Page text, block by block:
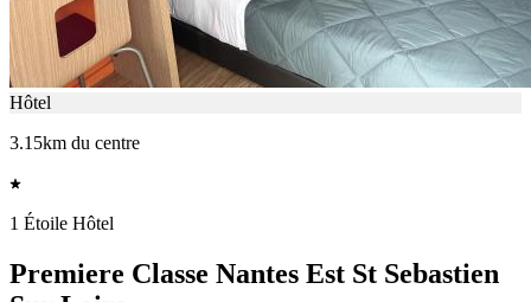
Hôtel
3.15km du centre
1 Étoile Hôtel
Premiere Classe Nantes Est St Sebastien